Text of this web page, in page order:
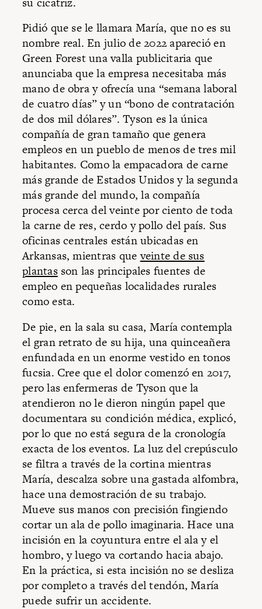
Pidió que se le llamara María, que no es su
nombre real. En julio de 2022 apareció en
Green Forest una valla publicitaria que
anunciaba que la empresa necesitaba más
mano de obra y ofrecía una “semana laboral
de cuatro días” y un “bono de contratación
de dos mil dólares”. Tyson es la única
compañía de gran tamaño que genera
empleos en un pueblo de menos de tres mil
habitantes. Como la empacadora de carne
más grande de Estados Unidos y la segunda
más grande del mundo, la compañía
procesa cerca del veinte por ciento de toda
la carne de res, cerdo y pollo del país. Sus
oficinas centrales están ubicadas en
Arkansas, mientras queveinte de sus
plantasson las principales fuentes de
empleo en pequeñas localidades rurales
como esta.
De pie, en la sala su casa, María contempla
el gran retrato de su hija, una quinceañera
enfundada en un enorme vestido en tonos
fucsia. Cree que el dolor comenzó en 2017,
pero las enfermeras de Tyson que la
atendieron no le dieron ningún papel que
documentara su condición médica, explicó,
por lo que no está segura de la cronología
exacta de los eventos. La luz del crepúsculo
se filtra a través de la cortina mientras
María, descalza sobre una gastada alfombra,
hace una demostración de su trabajo.
Mueve sus manos con precisión fingiendo
cortar un ala de pollo imaginaria. Hace una
incisión en la coyuntura entre el ala y el
hombro, y luego va cortando hacia abajo.
En la práctica, si esta incisión no se desliza
por completo a través del tendón, María
puede sufrir un accidente.